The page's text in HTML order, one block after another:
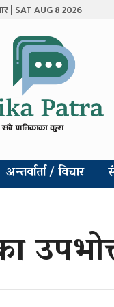
| SAT AUG 8 2026
अन्तर्वार्ता / विचार